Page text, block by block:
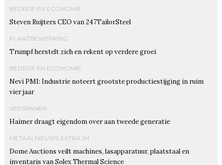
BEDRIJF EN ECONOMIE
Steven Ruijters CEO van 247TailorSteel
PLAATBEWERKING
Trumpf herstelt zich en rekent op verdere groei
BEDRIJF EN ECONOMIE
Nevi PMI: Industrie noteert grootste productiestijging in ruim
vier jaar
VERSPANEN
Haimer draagt eigendom over aan tweede generatie
METAALNIEUWS EXTRA IM
Dome Auctions veilt machines, lasapparatuur, plaatstaal en
inventaris van Solex Thermal Science